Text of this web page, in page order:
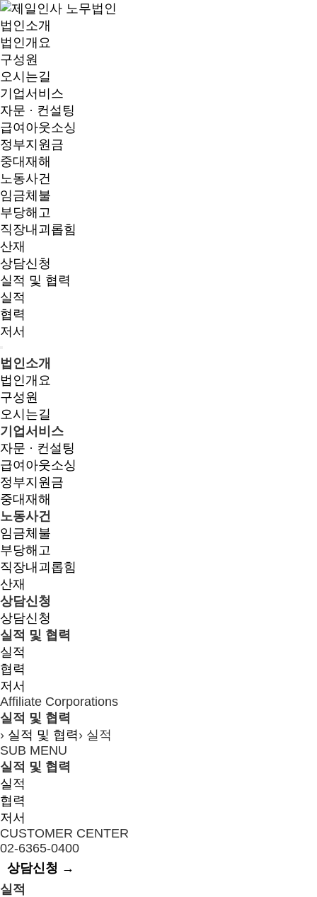
법인소개
법인개요
구성원
오시는길
기업서비스
자문 · 컨설팅
급여아웃소싱
정부지원금
중대재해
노동사건
임금체불
부당해고
직장내괴롭힘
산재
상담신청
실적 및 협력
실적
협력
저서
법인소개
법인개요
구성원
오시는길
기업서비스
자문 · 컨설팅
급여아웃소싱
정부지원금
중대재해
노동사건
임금체불
부당해고
직장내괴롭힘
산재
상담신청
상담신청
실적 및 협력
실적
협력
저서
Affiliate Corporations
실적 및 협력
› 실적 및 협력› 실적
SUB MENU
실적 및 협력
실적
협력
저서
CUSTOMER CENTER
02-6365-0400
상담신청 →
실적